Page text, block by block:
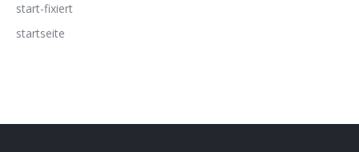
start-fixiert
startseite